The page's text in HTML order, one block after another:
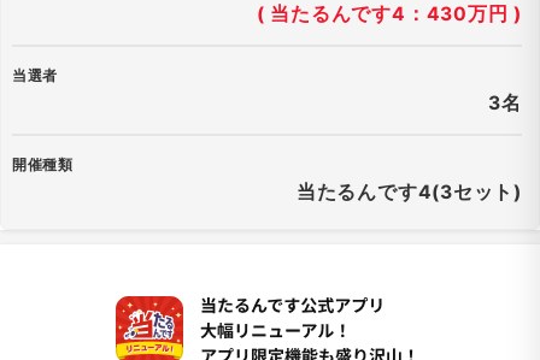
( 当たるんです4：430万円 )
当選者
3名
開催種類
当たるんです4(3セット)